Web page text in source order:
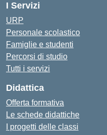
I Servizi
URP
Personale scolastico
Famiglie e studenti
Percorsi di studio
Tutti i servizi
Didattica
Offerta formativa
Le schede didattiche
I progetti delle classi